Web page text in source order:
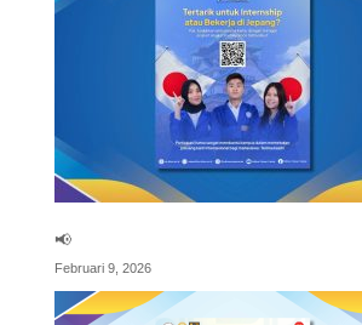
📢
Februari 9, 2026